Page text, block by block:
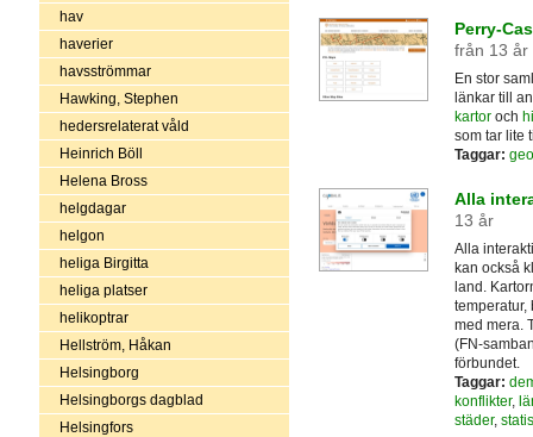
hav
haverier
havsströmmar
Hawking, Stephen
hedersrelaterat våld
Heinrich Böll
Helena Bross
helgdagar
helgon
heliga Birgitta
heliga platser
helikoptrar
Hellström, Håkan
Helsingborg
Helsingborgs dagblad
Helsingfors
Perry-
från 13 år
En stor
länkar till
kartoroch
som tar lite
Taggar:
Alla
13 år
Alla
kan också
land.
temperatur,
med mera.
(FN-
förbundet.
Taggar:
konflikter,
städer,